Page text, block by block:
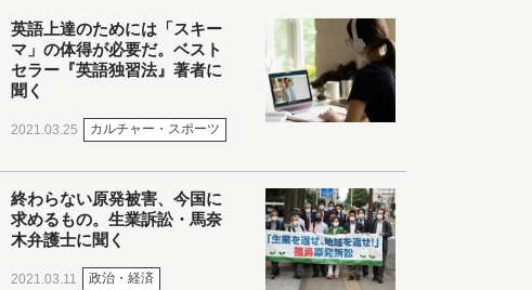
英語上達のためには「スキー
マ」の体得が必要だ。ベスト
セラー『英語独習法』著者に
聞く
2021.03.25 カルチャー・スポーツ
終わらない原発被害、今国に
求めるもの。生業訴訟・馬奈
木弁護士に聞く
2021.03.11 政治・経済